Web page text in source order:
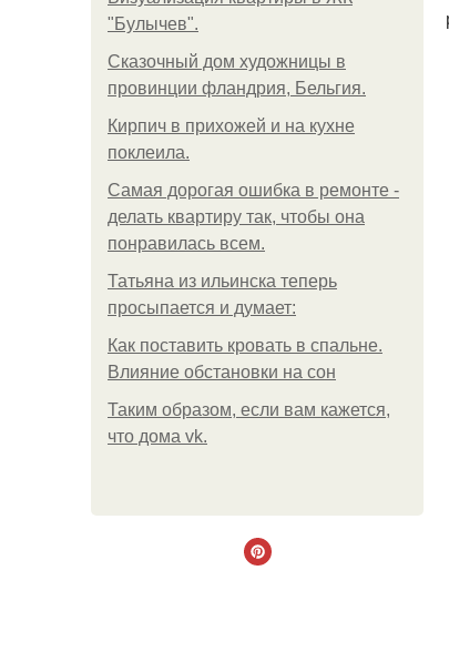
"Булычев".
Сказочный дом художницы в
провинции фландрия, Бельгия.
Кирпич в прихожей и на кухне
поклеила.
Самая дорогая ошибка в ремонте -
делать квартиру так, чтобы она
понравилась всем.
Татьяна из ильинска теперь
просыпается и думает:
Как поставить кровать в спальне.
Влияние обстановки на сон
Таким образом, если вам кажется,
что дома vk.